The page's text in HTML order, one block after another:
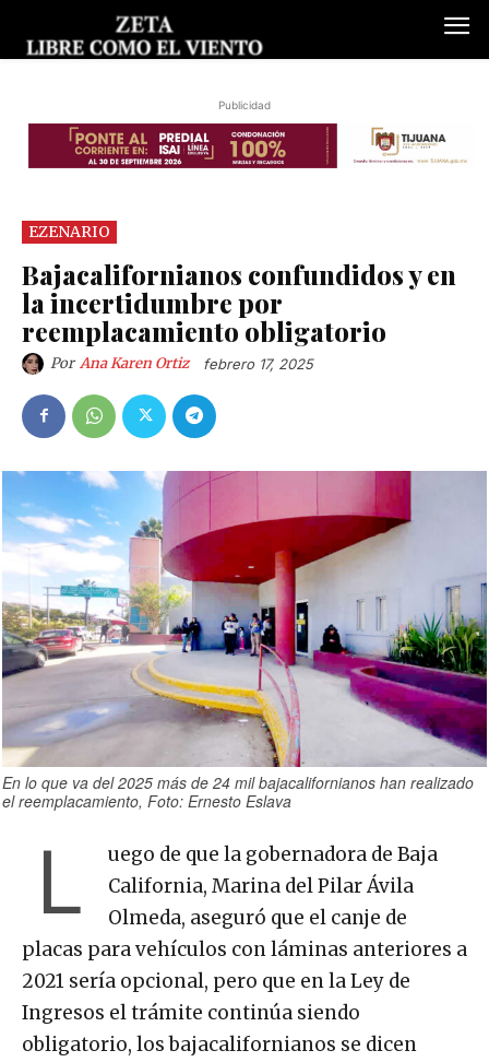
Publicidad
EZENARIO
Bajacalifornianos confundidos y en
la incertidumbre por
reemplacamiento obligatorio
Por Ana Karen Ortiz febrero 17, 2025
En lo que va del 2025 más de 24 mil bajacalifornianos han realizado
el reemplacamiento, Foto: Ernesto Eslava
L
uego de que la gobernadora de Baja
California, Marina del Pilar Ávila
Olmeda, aseguró que el canje de
placas para vehículos con láminas anteriores a
2021 sería opcional, pero que en la Ley de
Ingresos el trámite continúa siendo
obligatorio, los bajacalifornianos se dicen